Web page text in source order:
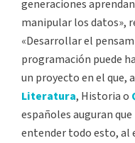
generaciones
manipular los datos»,
«Desarrollar el
programación puede
un proyecto en el que,
Literatura, Historia o
españoles auguran
entender todo esto, al